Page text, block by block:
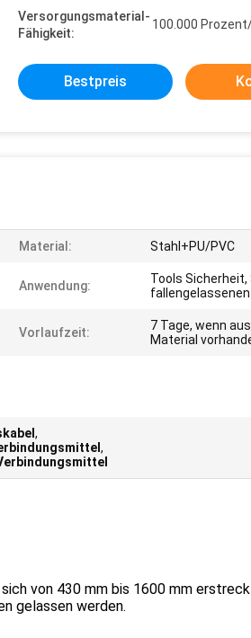
Versorgungsmaterial-
Fähigkeit:
100.000
Bestpreis
Material: Stahl+PU/PVC
Anwendung:
Tools
Vorlaufzeit:
7 Tage, wenn
Material
,
,
von 430 mm bis 1600 mm
gelassen werden.